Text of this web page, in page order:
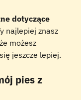
dotyczące
najlepiej znasz
możesz
jeszcze lepiej.
pies z